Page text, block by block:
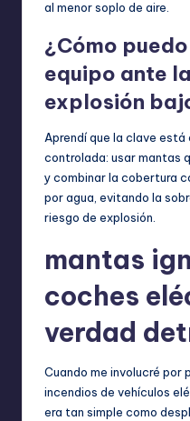
al menor soplo de aire.
¿Cómo
equipo ante
explosión
Aprendí que la clave está
controlada: usar mantas
y combinar la cobertura
por agua, evitando la
riesgo de explosión.
mantas
coches
verdad
Cuando me involucré por
incendios de vehículos
era tan simple como